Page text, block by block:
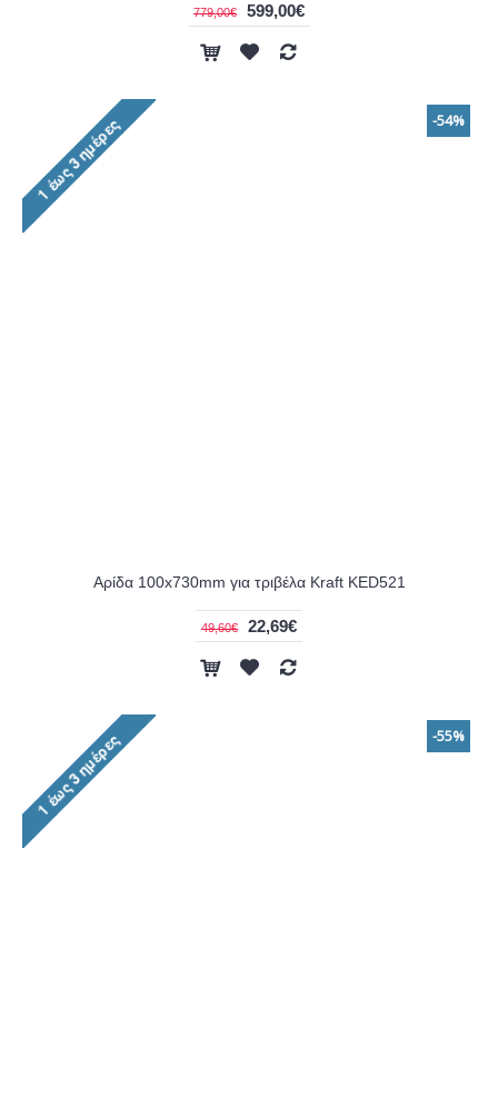
779,00€ 599,00€
-54%
Αρίδα 100x730mm για τριβέλα Kraft KED521
49,60€ 22,69€
-55%